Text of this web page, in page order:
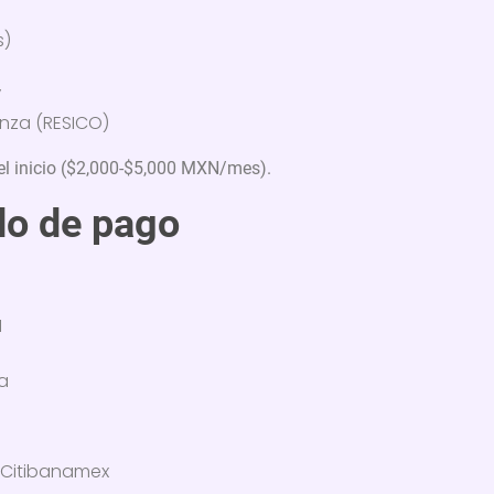
(RESICO)
inicio ($2,000-$5,000 MXN/mes).
de pago